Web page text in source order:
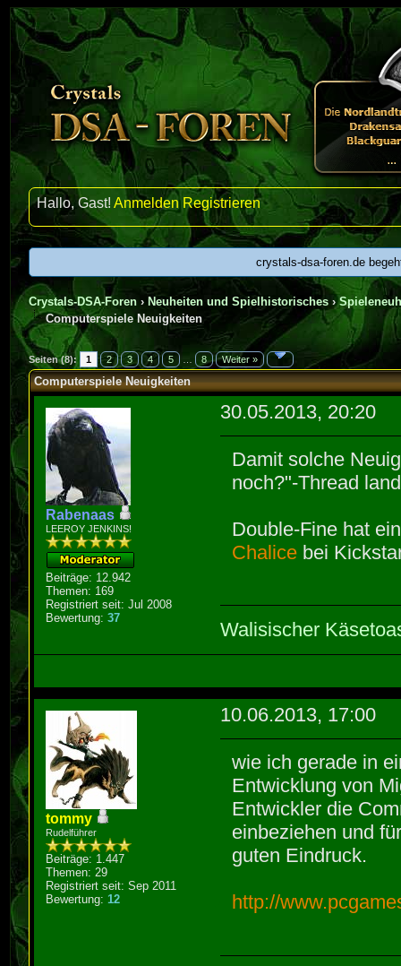
Hallo, Gast!Anmelden Registrieren
crystals-dsa-foren.de
Crystals-DSA-Foren › Neuheiten und Spielhistorisches ›
Computerspiele Neuigkeiten
Seiten (8): 1 2 3 4 5 … 8 Weiter »
Computerspiele Neuigkeiten
Rabenaas
LEEROY JENKINS!
Beiträge: 12.942
Themen: 169
Registriert seit: Jul 2008
Bewertung:37
30.05.2013, 20:20
Damit solche
noch?"-Thread
Double-Fine hat
Chalice bei
Walisischer
tommy
Rudelführer
Beiträge: 1.447
Themen: 29
Registriert seit: Sep 2011
Bewertung:12
10.06.2013, 17:00
wie ich gerade in
Entwicklung von
Entwickler die
einbeziehen und
guten Eindruck.
http://